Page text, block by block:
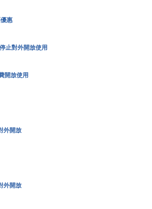
惠
止對外開放使用
開放使用
外開放
外開放